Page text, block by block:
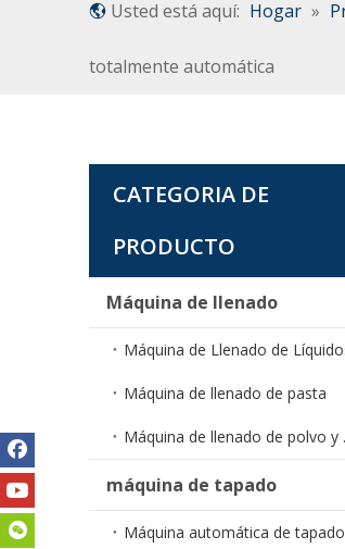
Usted está aquí: Hogar »
totalmente automática
CATEGORIA DE
PRODUCTO
Máquina de llenado
Máquina de Llenado de
Máquina de llenado de pasta
máquina de tapado
Máquina automática de tapado